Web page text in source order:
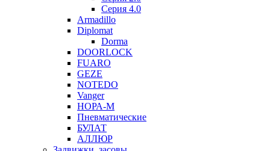
Серия 4.0
Armadillo
Diplomat
Dorma
DOORLOCK
FUARO
GEZE
NOTEDO
Vanger
НОРА-М
Пневматические
БУЛАТ
АЛЛЮР